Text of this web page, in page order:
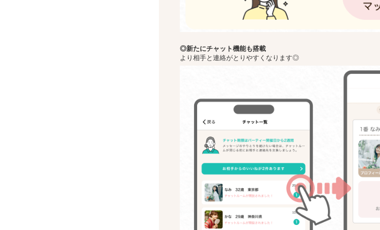
◎新たにチャット機能も搭載
より相手と連絡がとりやすくなります◎